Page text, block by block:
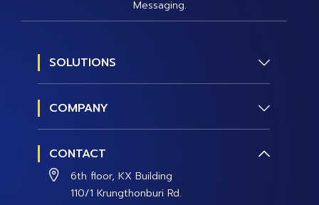
Messaging.
SOLUTIONS
Social Research
Social Management
Social Campaign
COMPANY
About us
Contact Us
Careers
CONTACT
6th floor, KX Building
110/1 Krungthonburi Rd.